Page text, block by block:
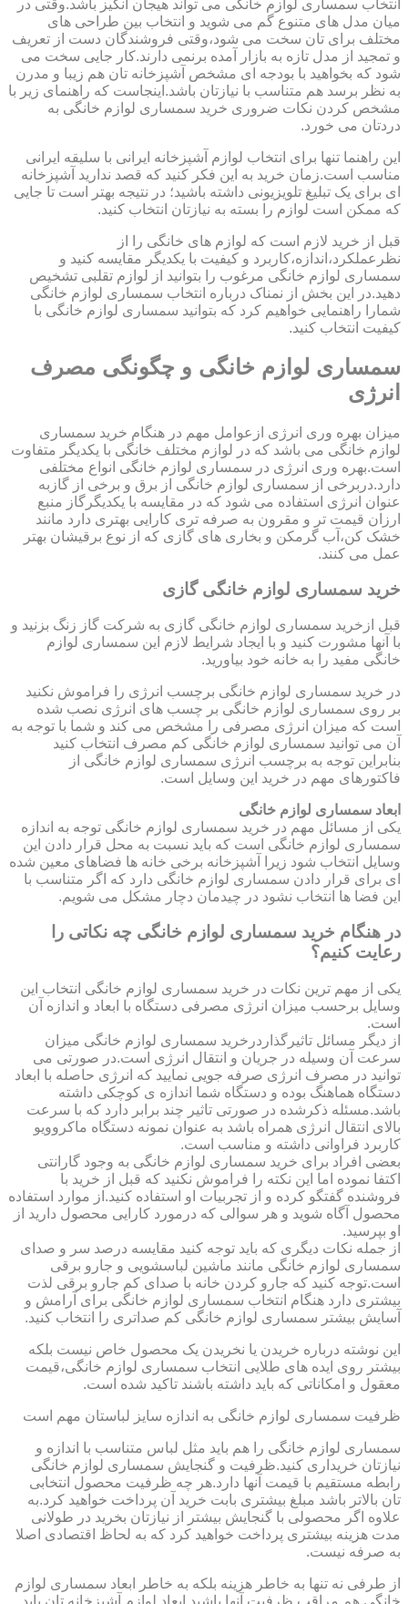
انتخاب سمساری لوازم خانگی می تواند هیجان انگیز باشد.وقتی در
میان مدل های متنوع گم می شوید و انتخاب بین طراحی های
مختلف برای تان سخت می شود،وقتی فروشندگان دست از تعریف
و تمجید از مدل تازه به بازار آمده برنمی دارند.کار جایی سخت می
شود که بخواهید با بودجه ای مشخص آشپزخانه تان هم زیبا و مدرن
به نظر برسد هم متناسب با نیازتان باشد.اینجاست که راهنمای زیر با
مشخص کردن نکات ضروری خرید سمساری لوازم خانگی به
دردتان می خورد.
این راهنما تنها برای انتخاب لوازم آشپزخانه ایرانی با سلیقه ایرانی
مناسب است.زمان خرید به این فکر کنید که قصد ندارید آشپزخانه
ای برای یک تبلیغ تلویزیونی داشته باشید؛ در نتیجه بهتر است تا جایی
که ممکن است لوازم را بسته به نیازتان انتخاب کنید.
قبل از خرید لازم است که لوازم های خانگی را از
نظرعملکرد،اندازه،کاربرد و کیفیت با یکدیگر مقایسه کنید و
سمساری لوازم خانگی مرغوب را بتوانید از لوازم تقلبی تشخیص
دهید.در این بخش از نمناک درباره انتخاب سمساری لوازم خانگی
شمارا راهنمایی خواهیم کرد که بتوانید سمساری لوازم خانگی با
کیفیت انتخاب کنید.
سمساری لوازم خانگی و چگونگی مصرف
انرژی
میزان بهره وری انرژی ازعوامل مهم در هنگام خرید سمساری
لوازم خانگی می باشد که در لوازم مختلف خانگی با یکدیگر متفاوت
است.بهره وری انرژی در سمساری لوازم خانگی انواع مختلفی
دارد.دربرخی از سمساری لوازم خانگی از برق و برخی از گازبه
عنوان انرژی استفاده می شود که در مقایسه با یکدیگرگاز منبع
ارزان قیمت تر و مقرون به صرفه تری کارایی بهتری دارد مانند
خشک کن،آب گرمکن و بخاری های گازی که از نوع برقیشان بهتر
عمل می کنند.
خرید سمساری لوازم خانگی گازی
قبل ازخرید سمساری لوازم خانگی گازی به شرکت گاز زنگ بزنید و
با آنها مشورت کنید و با ایجاد شرایط لازم این سمساری لوازم
خانگی مفید را به خانه خود بیاورید.
در خرید سمساری لوازم خانگی برچسب انرژی را فراموش نکنید
بر روی سمساری لوازم خانگی بر چسب های انرژی نصب شده
است که میزان انرژی مصرفی را مشخص می کند و شما با توجه به
آن می توانید سمساری لوازم خانگی کم مصرف انتخاب کنید
بنابراین توجه به برچسب انرژی سمساری لوازم خانگی از
فاکتورهای مهم در خرید این وسایل است.
ابعاد سمساری لوازم خانگی
یکی از مسائل مهم در خرید سمساری لوازم خانگی توجه به اندازه
سمساری لوازم خانگی است که باید نسبت به محل قرار دادن این
وسایل انتخاب شود زیرا آشپزخانه برخی خانه ها فضاهای معین شده
ای برای قرار دادن سمساری لوازم خانگی دارد که اگر متناسب با
این فضا ها انتخاب نشود در چیدمان دچار مشکل می شویم.
در هنگام خرید سمساری لوازم خانگی چه نکاتی را
رعایت کنیم؟
یکی از مهم ترین نکات در خرید سمساری لوازم خانگی انتخاب این
وسایل برحسب میزان انرژی مصرفی دستگاه با ابعاد و اندازه آن
است.
از دیگر مسائل تاثیرگذاردرخرید سمساری لوازم خانگی میزان
سرعت آن وسیله در جریان و انتقال انرژی است.در صورتی می
توانید در مصرف انرژی صرفه جویی نمایید که انرژی حاصله با ابعاد
دستگاه هماهنگ بوده و دستگاه شما اندازه ی کوچکی داشته
باشد.مسئله ذکرشده در صورتی تاثیر چند برابر دارد که با سرعت
بالای انتقال انرژی همراه باشد به عنوان نمونه دستگاه ماکروویو
کاربرد فراوانی داشته و مناسب است.
بعضی افراد برای خرید سمساری لوازم خانگی به وجود گارانتی
اکتفا نموده اما این نکته را فراموش نکنید که قبل از خرید با
فروشنده گفتگو کرده و از تجربیات او استفاده کنید.از موارد استفاده
محصول آگاه شوید و هر سوالی که درمورد کارایی محصول دارید از
او بپرسید.
از جمله نکات دیگری که باید توجه کنید مقایسه درصد سر و صدای
سمساری لوازم خانگی مانند ماشین لباسشویی و جارو برقی
است.توجه کنید که جارو کردن خانه با صدای کم جارو برقی لذت
بیشتری دارد هنگام انتخاب سمساری لوازم خانگی برای آرامش و
آسایش بیشتر سمساری لوازم خانگی کم صداتری را انتخاب کنید.
این نوشته درباره خریدن یا نخریدن یک محصول خاص نیست بلکه
بیشتر روی ایده های طلایی انتخاب سمساری لوازم خانگی،قیمت
معقول و امکاناتی که باید داشته باشند تاکید شده است.
ظرفیت سمساری لوازم خانگی به اندازه سایز لباستان مهم است
سمساری لوازم خانگی را هم باید مثل لباس متناسب با اندازه و
نیازتان خریداری کنید.ظرفیت و گنجایش سمساری لوازم خانگی
رابطه مستقیم با قیمت آنها دارد.هر چه ظرفیت محصول انتخابی
تان بالاتر باشد مبلغ بیشتری بابت خرید آن پرداخت خواهید کرد.به
علاوه اگر محصولی با گنجایش بیشتر از نیازتان بخرید در طولانی
مدت هزینه بیشتری پرداخت خواهید کرد که به لحاظ اقتصادی اصلا
به صرفه نیست.
از طرفی نه تنها به خاطر هزینه بلکه به خاطر ابعاد سمساری لوازم
خانگی هم مراقب ظرفیت آنها باشید.ابعاد لوازم آشپزخانه تان باید